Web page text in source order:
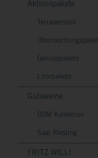
Aktionspakete
Terrassenzeit
Genusspakete
Literpakete
Gutsweine
DOM Kollektion
Saar Riesling
FRITZ WILLI